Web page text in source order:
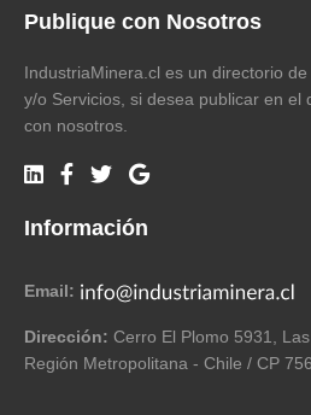
Publique con Nosotros
IndustriaMinera.cl es un directorio
y/o Servicios, si desea publicar en el
con nosotros.
Información
Email:
Dirección: Cerro El Plomo 5931,
Región Metropolitana - Chile / CP